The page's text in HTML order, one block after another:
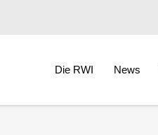
Die RWI News